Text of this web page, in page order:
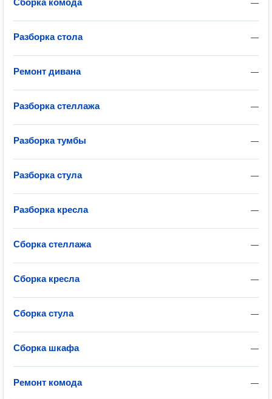
—
Сборка комода
—
Разборка стола
—
Ремонт дивана
—
Разборка стеллажа
—
Разборка тумбы
—
Разборка стула
—
Разборка кресла
—
Сборка стеллажа
—
Сборка кресла
—
Сборка стула
—
Сборка шкафа
—
Ремонт комода